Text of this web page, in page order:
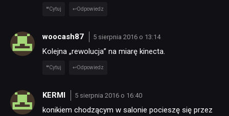
Cytuj Odpowiedz
woocash87 5 sierpnia 2016 o 13:14
Kolejna „rewolucja” na miarę kinecta.
Cytuj Odpowiedz
KERMI 5 sierpnia 2016 o 16:40
konikiem chodzącym w salonie pocieszę się przez